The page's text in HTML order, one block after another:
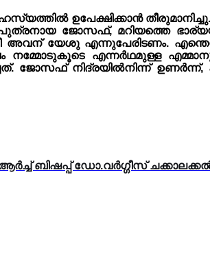
ഉപേക്ഷിക്കാൻ
ജോസഫ്, മറിയത്തെ
നീ അവന് യേശു എന്നുപേരിടണം.
നമ്മോടുകൂടെ എന്നർഥമുള്ള
ജോസഫ് നിദ്രയിൽനിന്ന് ഉണർന്ന്,
ബിഷപ്പ് ഡോ.വര്‍ഗ്ഗീസ്